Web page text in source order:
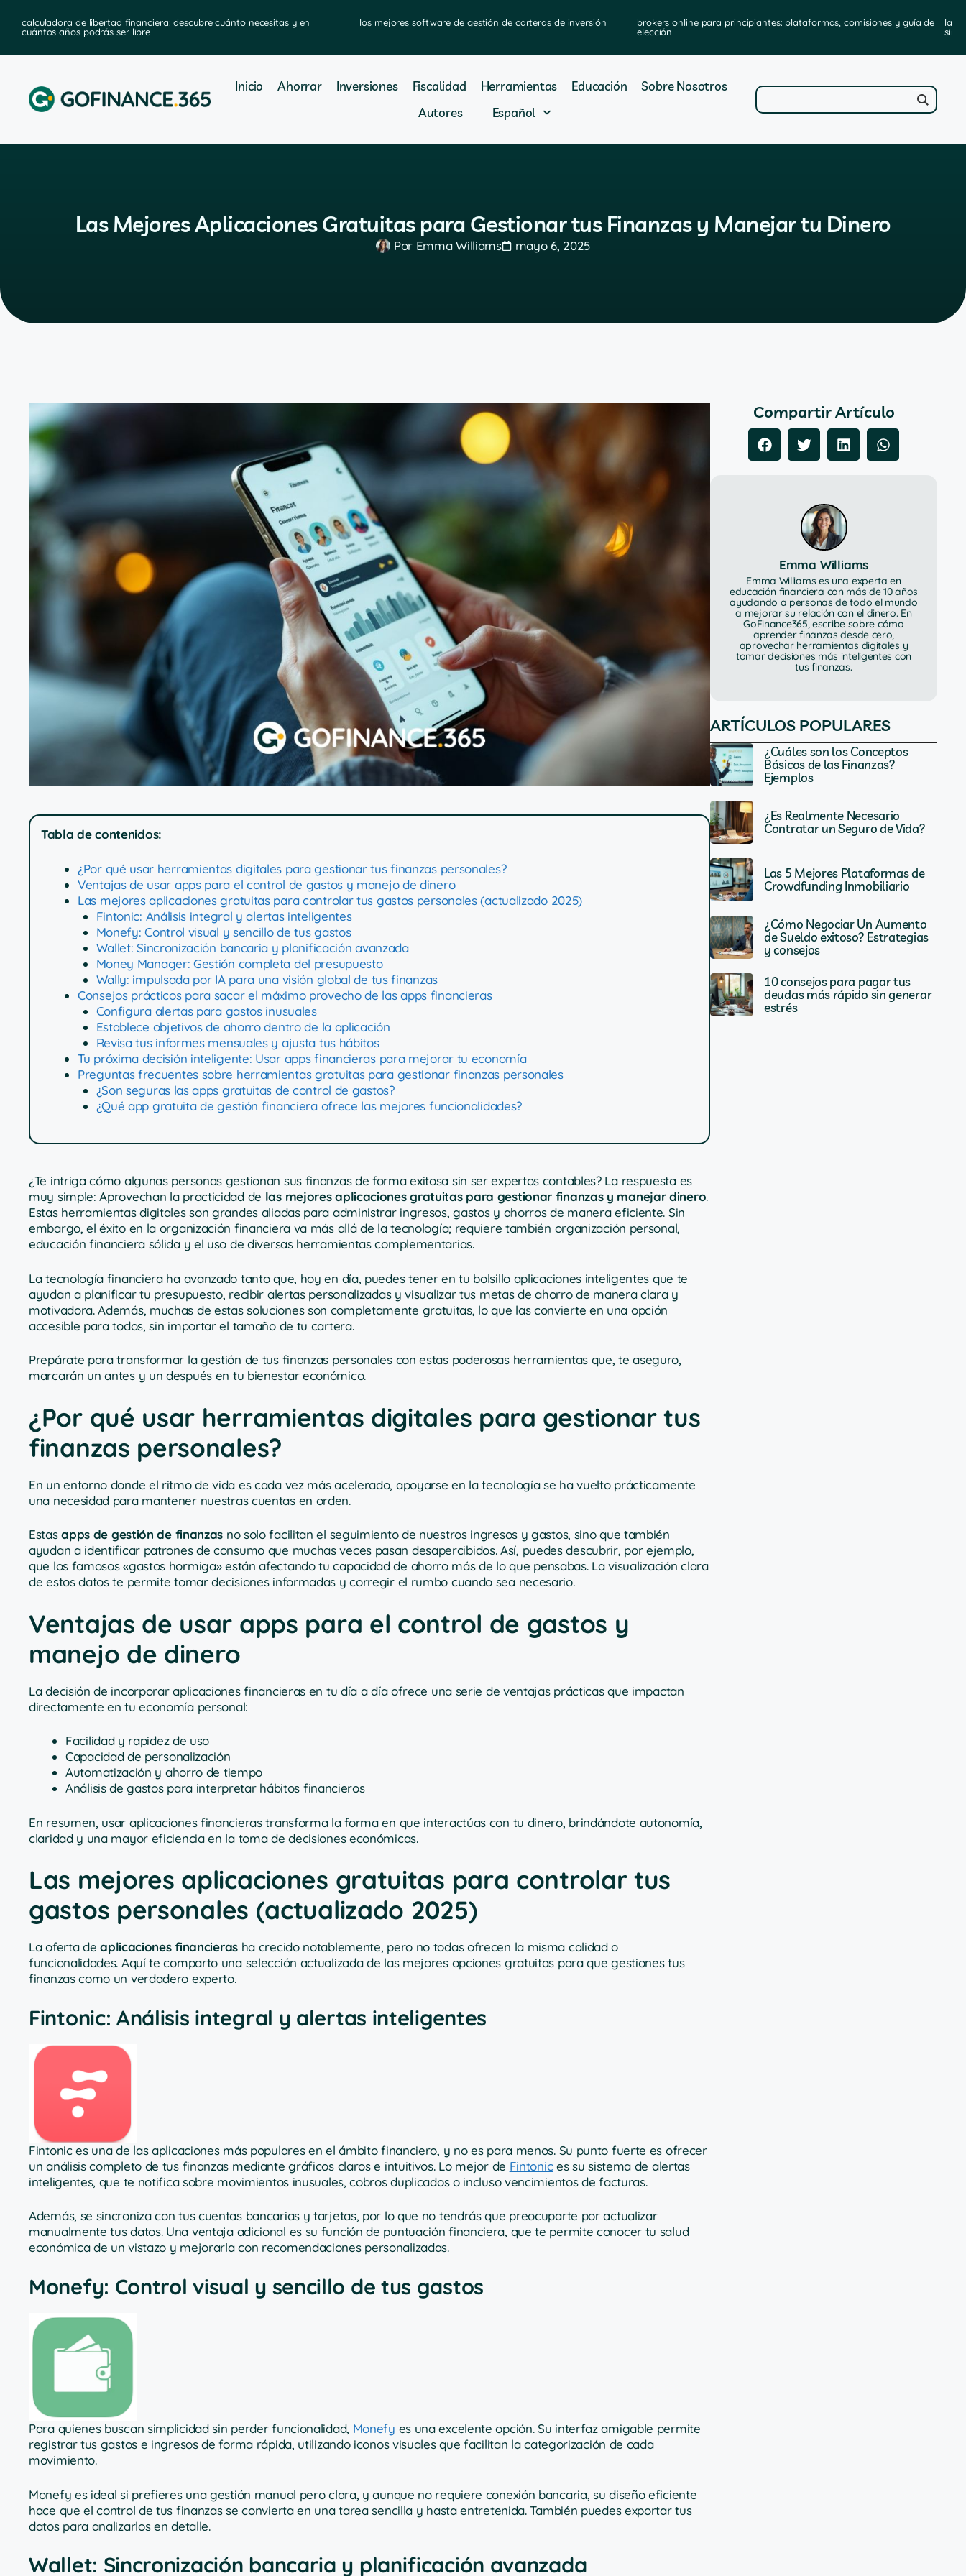
calculadora de libertad financiera: descubre cuánto necesitas y en
cuántos años podrás ser libre
los mejores software de gestión de carteras de inversión
brokers online para principiantes: plataformas, comisiones y guía de
elección
las
Inicio Ahorrar Inversiones Fiscalidad Herramientas Educación
Sobre Nosotros
Autores
Español
Las Mejores Aplicaciones Gratuitas para Gestionar tus Finanzas y Manejar tu Dinero
PorEmma Williams mayo 6, 2025
Tabla de contenidos:
¿Por qué usar herramientas digitales para gestionar tus finanzas personales?
Ventajas de usar apps para el control de gastos y manejo de dinero
Las mejores aplicaciones gratuitas para controlar tus gastos personales (actualizado 2025)
Fintonic: Análisis integral y alertas inteligentes
Monefy: Control visual y sencillo de tus gastos
Wallet: Sincronización bancaria y planificación avanzada
Money Manager: Gestión completa del presupuesto
Wally: impulsada por IA para una visión global de tus finanzas
Consejos prácticos para sacar el máximo provecho de las apps financieras
Configura alertas para gastos inusuales
Establece objetivos de ahorro dentro de la aplicación
Revisa tus informes mensuales y ajusta tus hábitos
Tu próxima decisión inteligente: Usar apps financieras para mejorar tu economía
Preguntas frecuentes sobre herramientas gratuitas para gestionar finanzas personales
¿Son seguras las apps gratuitas de control de gastos?
¿Qué app gratuita de gestión financiera ofrece las mejores funcionalidades?
¿Te intriga cómo algunas personas gestionan sus finanzas de forma exitosa sin ser expertos contables? La respuesta es
muy simple: Aprovechan la practicidad de las mejores aplicaciones gratuitas para gestionar finanzas y manejar dinero.
Estas herramientas digitales son grandes aliadas para administrar ingresos, gastos y ahorros de manera eficiente. Sin
embargo, el éxito en la organización financiera va más allá de la tecnología; requiere también organización personal,
educación financiera sólida y el uso de diversas herramientas complementarias.
La tecnología financiera ha avanzado tanto que, hoy en día, puedes tener en tu bolsillo aplicaciones inteligentes que te
ayudan a planificar tu presupuesto, recibir alertas personalizadas y visualizar tus metas de ahorro de manera clara y
motivadora. Además, muchas de estas soluciones son completamente gratuitas, lo que las convierte en una opción
accesible para todos, sin importar el tamaño de tu cartera.
Prepárate para transformar la gestión de tus finanzas personales con estas poderosas herramientas que, te aseguro,
marcarán un antes y un después en tu bienestar económico.
¿Por qué usar herramientas digitales para gestionar tus
finanzas personales?
En un entorno donde el ritmo de vida es cada vez más acelerado, apoyarse en la tecnología se ha vuelto prácticamente
una necesidad para mantener nuestras cuentas en orden.
Estasapps de gestión de finanzas no solo facilitan el seguimiento de nuestros ingresos y gastos, sino que también
ayudan a identificar patrones de consumo que muchas veces pasan desapercibidos. Así, puedes descubrir, por ejemplo,
que los famosos «gastos hormiga» están afectando tu capacidad de ahorro más de lo que pensabas. La visualización clara
de estos datos te permite tomar decisiones informadas y corregir el rumbo cuando sea necesario.
Ventajas de usar apps para el control de gastos y
manejo de dinero
La decisión de incorporar aplicaciones financieras en tu día a día ofrece una serie de ventajas prácticas que impactan
directamente en tu economía personal:
Facilidad y rapidez de uso
Capacidad de personalización
Automatización y ahorro de tiempo
Análisis de gastos para interpretar hábitos financieros
En resumen, usar aplicaciones financieras transforma la forma en que interactúas con tu dinero, brindándote autonomía,
claridad y una mayor eficiencia en la toma de decisiones económicas.
Las mejores aplicaciones gratuitas para controlar tus
gastos personales (actualizado 2025)
La oferta deaplicaciones financierasha crecido notablemente, pero no todas ofrecen la misma calidad o
funcionalidades. Aquí te comparto una selección actualizada de las mejores opciones gratuitas para que gestiones tus
finanzas como un verdadero experto.
Fintonic: Análisis integral y alertas inteligentes
Fintonic es una de las aplicaciones más populares en el ámbito financiero, y no es para menos. Su punto fuerte es ofrecer
un análisis completo de tus finanzas mediante gráficos claros e intuitivos. Lo mejor de Fintonices su sistema de alertas
inteligentes, que te notifica sobre movimientos inusuales, cobros duplicados o incluso vencimientos de facturas.
Además, se sincroniza con tus cuentas bancarias y tarjetas, por lo que no tendrás que preocuparte por actualizar
manualmente tus datos. Una ventaja adicional es su función de puntuación financiera, que te permite conocer tu salud
económica de un vistazo y mejorarla con recomendaciones personalizadas.
Monefy: Control visual y sencillo de tus gastos
Para quienes buscan simplicidad sin perder funcionalidad, Monefy es una excelente opción. Su interfaz amigable permite
registrar tus gastos e ingresos de forma rápida, utilizando iconos visuales que facilitan la categorización de cada
movimiento.
Monefy es ideal si prefieres una gestión manual pero clara, y aunque no requiere conexión bancaria, su diseño eficiente
hace que el control de tus finanzas se convierta en una tarea sencilla y hasta entretenida. También puedes exportar tus
datos para analizarlos en detalle.
Wallet: Sincronización bancaria y planificación avanzada
Compartir Artículo
Emma Williams
Emma Williams es una experta en
educación financiera con más de 10 años
ayudando a personas de todo el mundo
a mejorar su relación con el dinero. En
GoFinance365, escribe sobre cómo
aprender finanzas desde cero,
aprovechar herramientas digitales y
tomar decisiones más inteligentes con
tus finanzas.
ARTÍCULOS POPULARES
¿Cuáles son los Conceptos
Básicos de las Finanzas?
Ejemplos
¿Es Realmente Necesario
Contratar un Seguro de Vida?
Las 5 Mejores Plataformas de
Crowdfunding Inmobiliario
¿Cómo Negociar Un Aumento
de Sueldo exitoso? Estrategias
y consejos
10 consejos para pagar tus
deudas más rápido sin generar
estrés